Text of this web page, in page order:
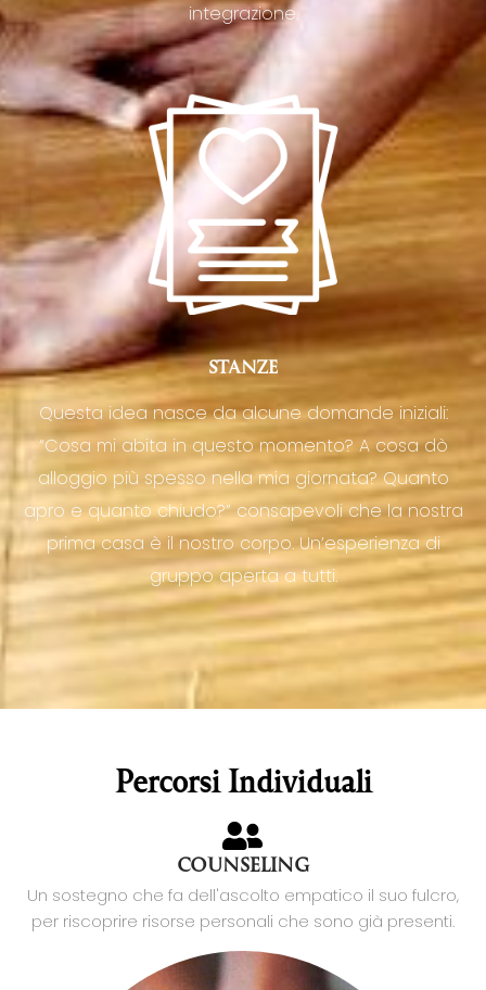
integrazione.
STANZE
Questa idea nasce da alcune domande iniziali:
“Cosa mi abita in questo momento? A cosa dò
alloggio più spesso nella mia giornata? Quanto
apro e quanto chiudo?” consapevoli che la nostra
prima casa è il nostro corpo. Un’esperienza di
gruppo aperta a tutti.
Percorsi Individuali
COUNSELING
Un sostegno che fa dell'ascolto empatico il suo fulcro,
per riscoprire risorse personali che sono già presenti.